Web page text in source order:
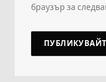
браузър за